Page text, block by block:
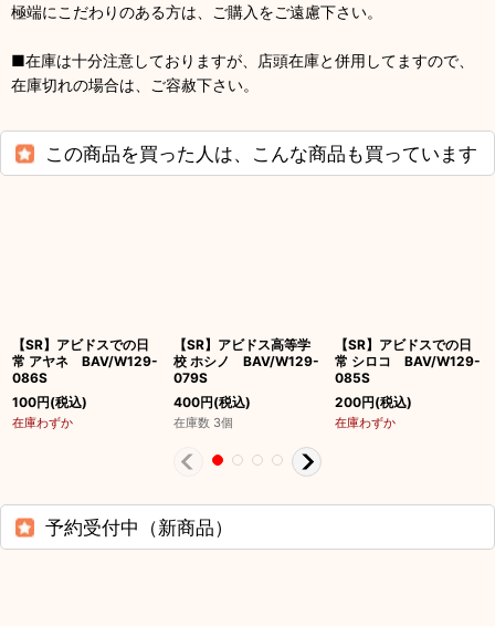
極端にこだわりのある方は、ご購入をご遠慮下さい。
■在庫は十分注意しておりますが、店頭在庫と併用してますので、
在庫切れの場合は、ご容赦下さい。
この商品を買った人は、こんな商品も買っています
【SR】アビドスでの日
常 アヤネ BAV/W129-
086S
100円(税込)
在庫わずか
【SR】アビドス高等学
校 ホシノ BAV/W129-
079S
400円(税込)
在庫数 3個
【SR】アビドスでの日
常 シロコ BAV/W129-
085S
200円(税込)
在庫わずか
予約受付中（新商品）